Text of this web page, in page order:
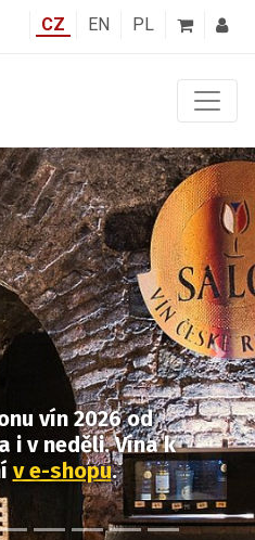
CZ EN PL
vín 2026od
i v neděli.Vína k
v e-shopu.
Další